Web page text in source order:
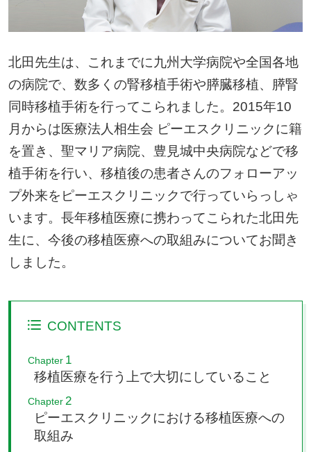
北田先生は、これまでに九州大学病院や全国各地
の病院で、数多くの腎移植手術や膵臓移植、膵腎
同時移植手術を行ってこられました。2015年10
月からは医療法人相生会 ピーエスクリニックに籍
を置き、聖マリア病院、豊見城中央病院などで移
植手術を行い、移植後の患者さんのフォローアッ
プ外来をピーエスクリニックで行っていらっしゃ
います。長年移植医療に携わってこられた北田先
生に、今後の移植医療への取組みについてお聞き
しました。
CONTENTS
Chapter 1
移植医療を行う上で大切にしていること
Chapter 2
ピーエスクリニックにおける移植医療への
取組み